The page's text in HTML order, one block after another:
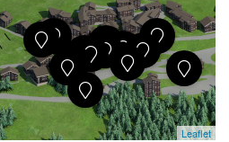
Leaflet